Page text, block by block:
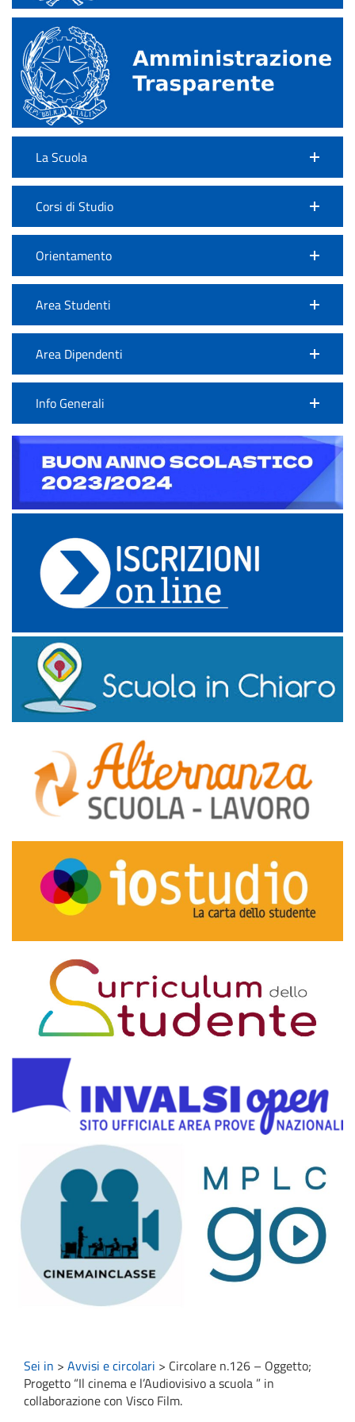
La Scuola
Corsi di Studio
Orientamento
Area Studenti
Area Dipendenti
Info Generali
Sei in > Avvisi e circolari > Circolare n.126 – Oggetto;
Progetto “Il cinema e l’Audiovisivo a scuola ” in
collaborazione con Visco Film.